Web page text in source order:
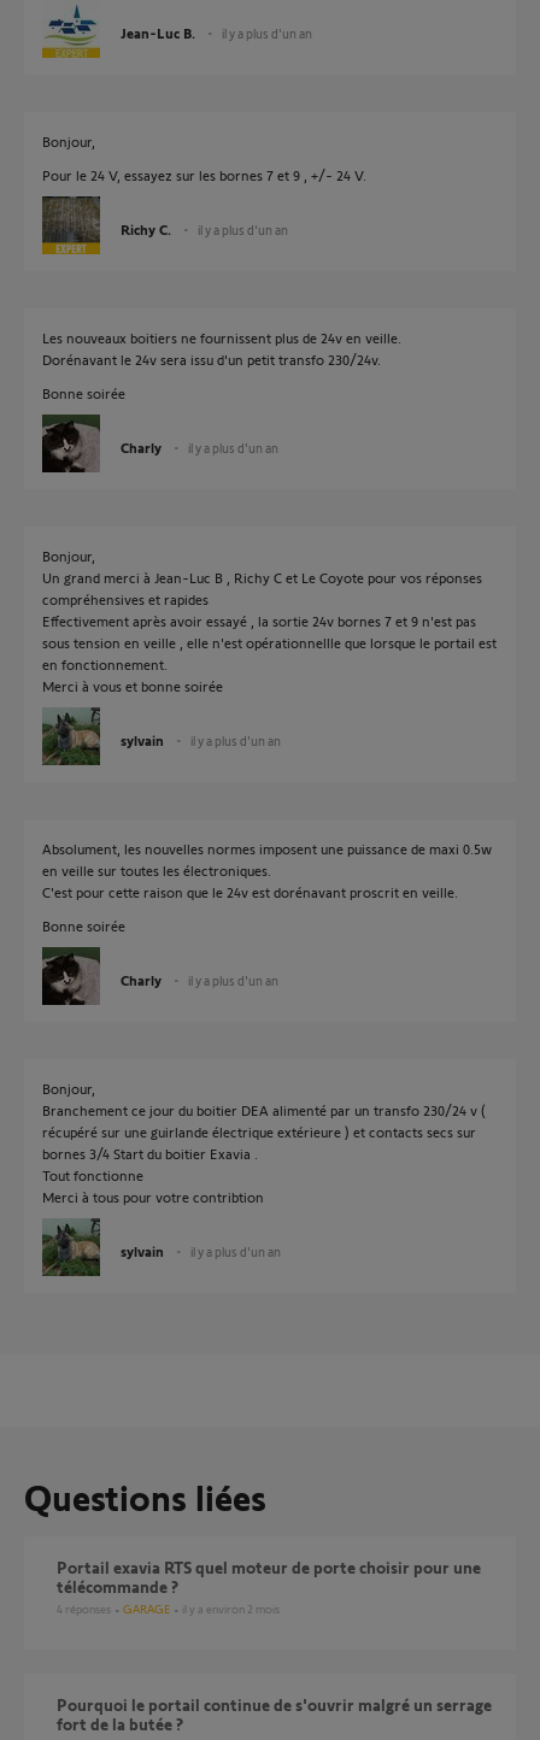
Jean-Luc B. il y a plus d'un an
Bonjour,
Pour le 24 V, essayez sur les bornes 7 et 9 , +/- 24 V.
Richy C. il y a plus d'un an
Les nouveaux boitiers ne fournissent plus de 24v en veille.
Dorénavant le 24v sera issu d'un petit transfo 230/24v.
Bonne soirée
Charly il y a plus d'un an
Bonjour,
Un grand merci à Jean-Luc B , Richy C et Le Coyote pour vos réponses
compréhensives et rapides
Effectivement après avoir essayé , la sortie 24v bornes 7 et 9 n'est pas
sous tension en veille , elle n'est opérationnellle que lorsque le portail est
en fonctionnement.
Merci à vous et bonne soirée
sylvain il y a plus d'un an
Absolument, les nouvelles normes imposent une puissance de maxi 0.5w
en veille sur toutes les électroniques.
C'est pour cette raison que le 24v est dorénavant proscrit en veille.
Bonne soirée
Charly il y a plus d'un an
Bonjour,
Branchement ce jour du boitier DEA alimenté par un transfo 230/24 v (
récupéré sur une guirlande électrique extérieure ) et contacts secs sur
bornes 3/4 Start du boitier Exavia .
Tout fonctionne
Merci à tous pour votre contribtion
sylvain il y a plus d'un an
Questions liées
Portail exavia RTS quel moteur de porte choisir pour une
télécommande ?
4 réponses GARAGE il y a environ 2 mois
Pourquoi le portail continue de s'ouvrir malgré un serrage
fort de la butée ?